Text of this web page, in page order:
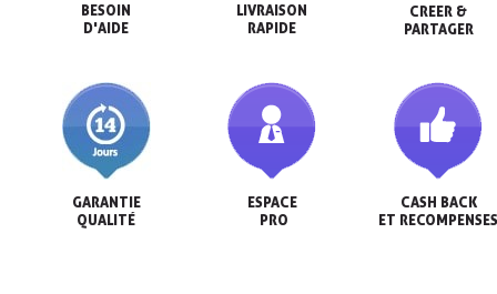
BESOIN
D'AIDE
LIVRAISON
RAPIDE
CREER &
PARTAGER
GARANTIE
QUALITÉ
ESPACE
PRO
CASH BACK
ET